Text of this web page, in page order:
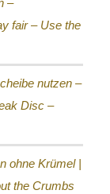
–
fair – Use the
nutzen –
Disc –
ohne Krümel |
the Crumbs